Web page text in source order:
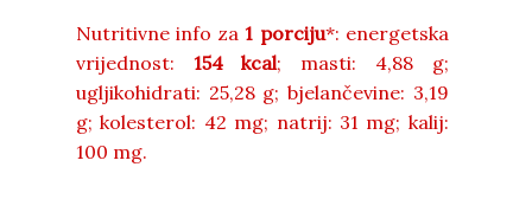
Nutritivne info za1 porciju*: energetska
vrijednost: 154 kcal; masti: 4,88 g;
ugljikohidrati: 25,28 g; bjelančevine: 3,19
g; kolesterol: 42 mg; natrij: 31 mg; kalij:
100 mg.